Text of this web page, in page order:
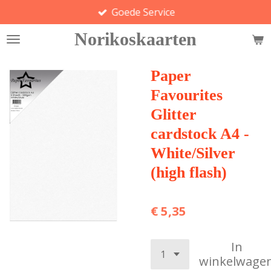
direct
naar
hoofdinhoud
Norikoskaarten
Goede Service
Paper
Favourites
Glitter
cardstock A4 -
White/Silver
(high flash)
€ 5,35
In